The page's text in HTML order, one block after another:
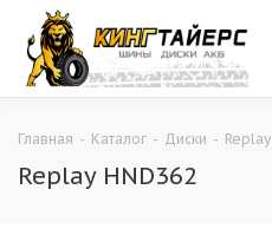
Главная - Каталог - Диски - Replay
Replay HND362